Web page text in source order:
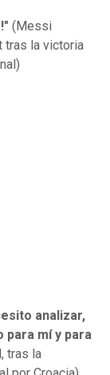
(Messi
tras la victoria
analizar,
para mí y para
tras la